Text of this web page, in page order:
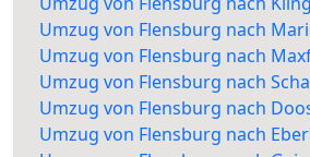
Umzug von Flensburg nach
Umzug von Flensburg nach
Umzug von Flensburg nach
Umzug von Flensburg nach
Umzug von Flensburg nach